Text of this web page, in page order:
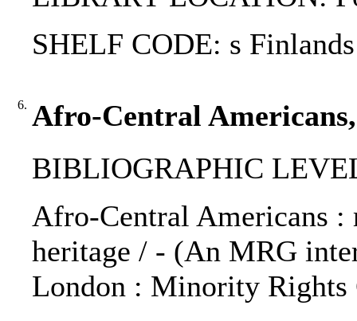
SHELF CODE: s
6. Afro-Central
BIBLIOGRAPHIC
Afro-Central Americans
heritage / - (An MRG
London : Minority Rights